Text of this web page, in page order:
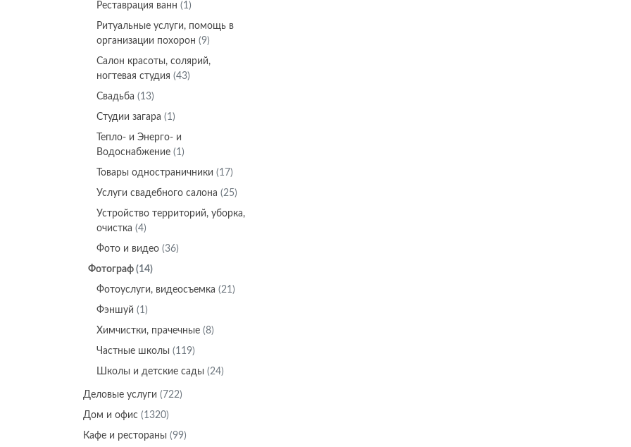
Реставрация ванн (1)
Ритуальные услуги, помощь в
организации похорон (9)
Салон красоты, солярий,
ногтевая студия (43)
Свадьба (13)
Студии загара (1)
Тепло- и Энерго- и
Водоснабжение (1)
Товары одностраничники (17)
Услуги свадебного салона (25)
Устройство территорий, уборка,
очистка (4)
Фото и видео (36)
Фотограф (14)
Фотоуслуги, видеосъемка (21)
Фэншуй (1)
Химчистки, прачечные (8)
Частные школы (119)
Школы и детские сады (24)
Деловые услуги (722)
Дом и офис (1320)
Кафе и рестораны (99)